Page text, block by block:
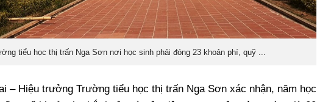
tiểu học thị trấn Nga Sơn nơi học sinh phải đóng 23 khoản phí, quỹ ...
– Hiệu trưởng Trường tiểu học thị trấn Nga Sơn xác nhận, năm học